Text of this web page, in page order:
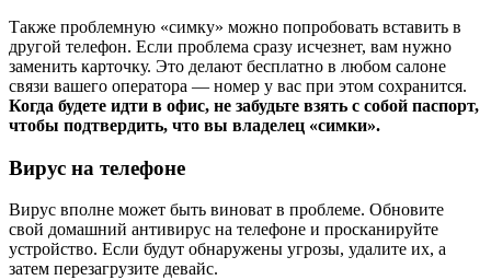
Также проблемную «симку» можно попробовать вставить в
другой телефон. Если проблема сразу исчезнет, вам нужно
заменить карточку. Это делают бесплатно в любом салоне
связи вашего оператора — номер у вас при этом сохранится.
Когда будете идти в офис, не забудьте взять с собой паспорт,
чтобы подтвердить, что вы владелец «симки».
Вирус на телефоне
Вирус вполне может быть виноват в проблеме. Обновите
свой домашний антивирус на телефоне и просканируйте
устройство. Если будут обнаружены угрозы, удалите их, а
затем перезагрузите девайс.